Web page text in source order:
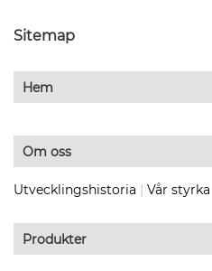
Sitemap
Hem
Om oss
Utvecklingshistoria | Vår styrka
Produkter